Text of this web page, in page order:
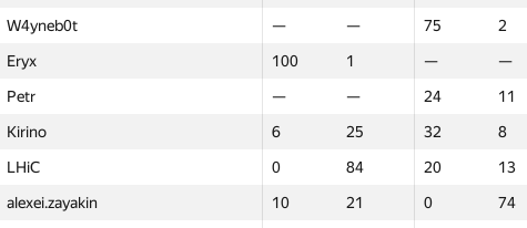
W4yneb0t — — 75 2
Eryx 100 1 — —
Petr — — 24 11
Kirino 6 25 32 8
LHiC 0 84 20 13
alexei.zayakin 10 21 0 74